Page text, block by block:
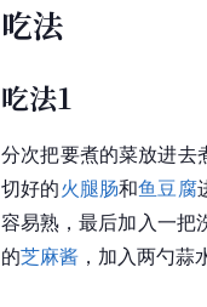
吃法
吃法1
分次把要煮的菜放进去
切好的火腿肠和鱼豆腐
容易熟，最后加入一把
的芝麻酱 ，加入两勺